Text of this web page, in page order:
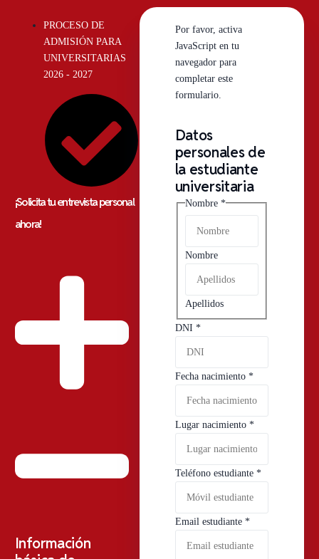
PROCESO DE
ADMISIÓN PARA
UNIVERSITARIAS
2026 - 2027
¡Solicita tu entrevista personal
ahora!
Información
Por favor, activa
JavaScript en tu
navegador para
completar este
formulario.
academia
País
padre
Datos
personales de
la estudiante
universitaria
Nombre *
Nombre
Apellidos
DNI *
Fecha nacimiento *
Lugar nacimiento *
Teléfono estudiante *
Email estudiante *